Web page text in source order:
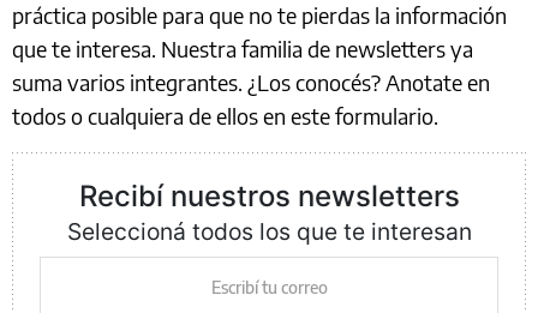
práctica posible para que no te pierdas la información
que te interesa. Nuestra familia de newsletters ya
suma varios integrantes. ¿Los conocés? Anotate en
todos o cualquiera de ellos en este formulario.
Recibí nuestros newsletters
Seleccioná todos los que te interesan